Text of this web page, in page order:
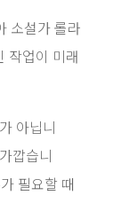
소설가 롤라
작업이 미래
아닙니
깝습니
필요할 때